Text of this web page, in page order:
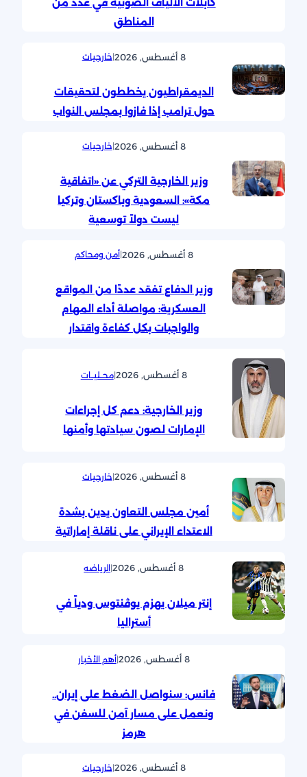
كابلات الألياف الضوئية في عدد من
المناطق
8 أغسطس, 2026 |خارجيات
الديمقراطيون يخططون لتحقيقات
حول ترامب إذا فازوا بمجلس النواب
8 أغسطس, 2026 |خارجيات
وزير الخارجية التركي عن «اتفاقية
مكة»: السعودية وباكستان وتركيا
ليست دولاً توسعية
8 أغسطس, 2026 |أمن ومحاكم
وزير الدفاع تفقد عددًا من المواقع
العسكرية: مواصلة أداء المهام
والواجبات بكل كفاءة واقتدار
8 أغسطس, 2026 |محــليــات
وزير الخارجية: دعم كل إجراءات
الإمارات لصون سيادتها وأمنها
8 أغسطس, 2026 |خارجيات
أمين مجلس التعاون يدين بشدة
الاعتداء الإيراني على ناقلة إماراتية
8 أغسطس, 2026 |الرياضه
إنتر ميلان يهزم يوڤنتوس ودياً في
أستراليا
8 أغسطس, 2026 |أهم الأخبار
فانس: سنواصل الضغط على إيران..
ونعمل على مسار آمن للسفن في
هرمز
8 أغسطس, 2026 |خارجيات